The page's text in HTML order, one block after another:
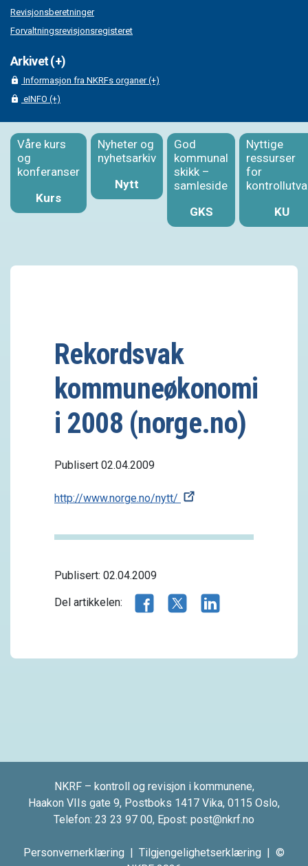
Revisjonsberetninger
Forvaltningsrevisjonsregisteret
Arkivet (+)
Informasjon fra NKRFs organer (+)
eINFO (+)
Våre kurs
og
konferanser
Kurs
Nyheter og
nyhetsarkiv
Nytt
God
kommunal
skikk –
samleside
GKS
Nyttige
ressurser
for
KU
Rekordsvak
kommuneøkonomi
i 2008 (norge.no)
Publisert 02.04.2009
http://www.norge.no/nytt/
Publisert: 02.04.2009
Del artikkelen: Del artikkelen på Facebook
Del artikkelen på X.com
NKRF – kontroll og revisjon i kommunene,
Haakon VIIs gate 9, Postboks 1417 Vika, 0115 Oslo,
Telefon: 23 23 97 00, Epost: post@nkrf.no
Personvernerklæring | Tilgjengelighetserklæring | ©